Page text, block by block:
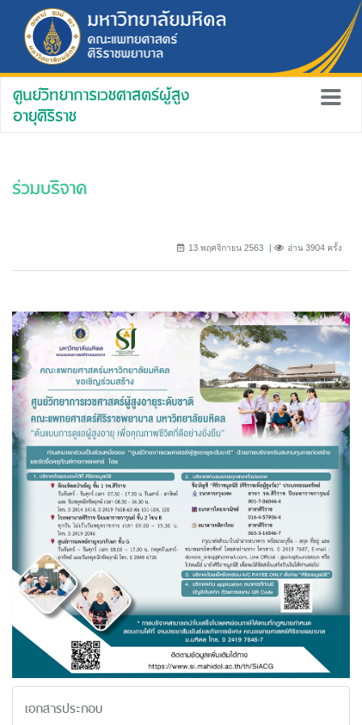
ศูนย์วิทยาการเวชศาสตร์ผู้สูง
อายุศิริราช
ร่วมบริจาค
13 พฤศจิกายน 2563 อ่าน 3904 ครั้ง
เอกสารประกอบ